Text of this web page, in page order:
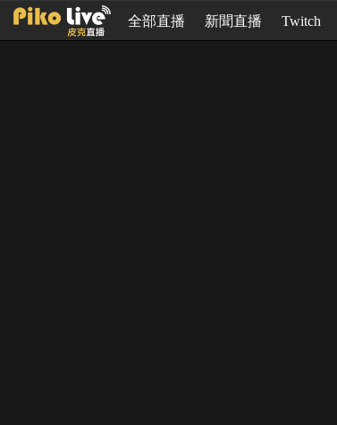
全部直播 新聞直播 Twitch